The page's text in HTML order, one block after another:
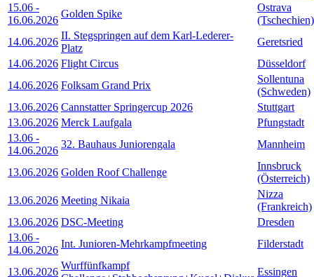
15.06 -
16.06.2026
Golden Spike
Ostrava
(Tschechien)
14.06.2026
II. Stegspringen auf dem Karl-Lederer-
Platz
Geretsried
14.06.2026 Flight Circus
Düsseldorf
14.06.2026 Folksam Grand Prix
Sollentuna
(Schweden)
13.06.2026 Cannstatter Springercup 2026
Stuttgart
13.06.2026 Merck Laufgala
Pfungstadt
13.06 -
14.06.2026
32. Bauhaus Juniorengala Mannheim
13.06.2026 Golden Roof Challenge
Innsbruck
(Österreich)
13.06.2026 Meeting Nikaia
Nizza
(Frankreich)
13.06.2026 DSC-Meeting
Dresden
13.06 -
14.06.2026
Int. Junioren-Mehrkampfmeeting Filderstadt
13.06.2026
Wurffünfkampf
Essingen